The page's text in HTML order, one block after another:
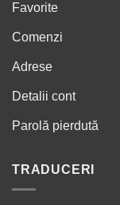
Favorite
Comenzi
Adrese
Detalii cont
Parolă pierdută
TRADUCERI